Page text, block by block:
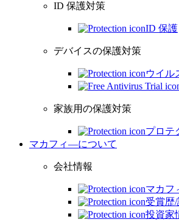
ID 保護対策
ID 保護
デバイスの保護対策
ウイル
家族用の保護対策
プロテ
マカフィ―について
会社情報
マカフ
受賞歴
投資家